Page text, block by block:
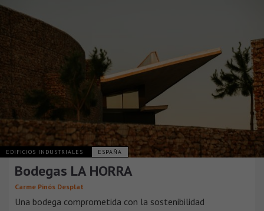
EDIFICIOS INDUSTRIALES ESPAÑA
Bodegas LA HORRA
Carme Pinós Desplat
Una bodega comprometida con la sostenibilidad